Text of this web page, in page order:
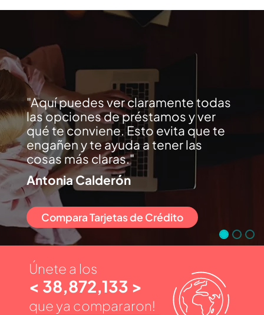
Aquí puedes ver claramente todas
las opciones de préstamos y ver
qué te conviene. Esto evita que te
engañen y te ayuda a tener las
cosas más claras.
Antonia Calderón
Compara Tarjetas de Crédito
Únete a los
< 38,872,133 >
que ya compararon!